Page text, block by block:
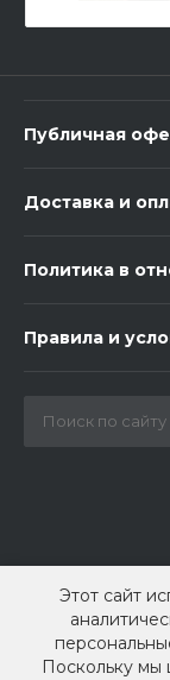
Публичная
Доставка и
Политика в
Правила и
Этот сайт
Поскольку мы